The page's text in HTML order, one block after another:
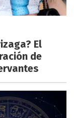
El
de